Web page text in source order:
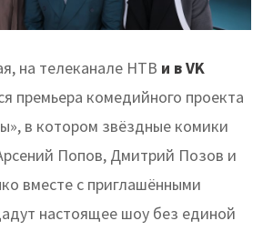
на телеканале НТВ и в VK
премьера комедийного проекта
в котором звёздные комики
Попов, Дмитрий Позов и
вместе с приглашёнными
настоящее шоу без единой